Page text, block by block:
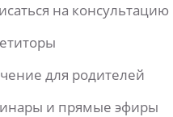
на консультацию
для родителей
и прямые эфиры